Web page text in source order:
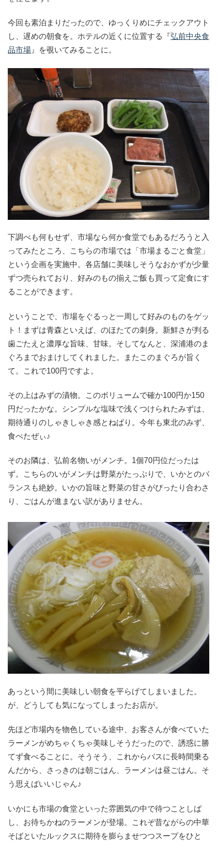
今回も素泊まりだったので、ゆっくりめにチェックアウト
し、遅めの朝食を。ホテルの近くに位置する『弘前中央食
品市場』を覗いてみることに。
下調べも何もせず、市場なら何か食堂でもあるだろうと入
ってみたところ、こちらの市場では「市場まるごと食堂」
という企画を実施中。各店舗に美味しそうなおかずが少量
ずつ売られており、好みのもの揃えご飯も買って定食にす
ることができます。
ということで、市場をぐるっと一周して好みのものをゲッ
ト！まずは青森といえば、のほたての刺身。新鮮さが判る
歯ごたえと濃厚な旨味、甘味。そしてなんと、深浦港のま
ぐろまでおまけしてくれました。またこのまぐろが旨く
て。これで100円ですよ。
その上はみずの漬物。このボリュームで確か100円か150
円だったかな。シンプルな塩味で浅くつけられたみずは、
期待通りのしゃきしゃき感とねばり。今年も東北のみず、
食べたぜぃ♪
そのお隣は、弘前名物いがメンチ。1個70円位だったは
ず。こちらのいがメンチは野菜がたっぷりで、いかとのバ
ランスも絶妙。いかの旨味と野菜の甘さがぴったり合わさ
り、ごはんが進まない訳がありません。
あっという間に美味しい朝食を平らげてしまいました。
が、どうしても気になってしまったお店が。
先ほど市場内を物色している途中、お客さんが食べていた
ラーメンがめちゃくちゃ美味しそうだったので、誘惑に勝
てず食べることに。そうそう、これからバスに長時間乗る
んだから、さっきのは朝ごはん、ラーメンは昼ごはん。そ
う思えばいいじゃん♪
いかにも市場の食堂といった雰囲気の中で待つことしば
し、お待ちかねのラーメンが登場。これぞ昔ながらの中華
そばといたルックスに期待を膨らませつつスープをひと